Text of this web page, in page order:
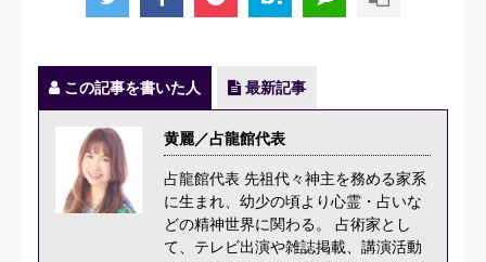
この記事を書いた人 最新記事
黄麗／占龍館代表
占龍館代表 先祖代々神主を務める家系
に生まれ、幼少の頃より心霊・占いな
どの精神世界に関わる。 占術家とし
て、テレビ出演や雑誌掲載、講演活動